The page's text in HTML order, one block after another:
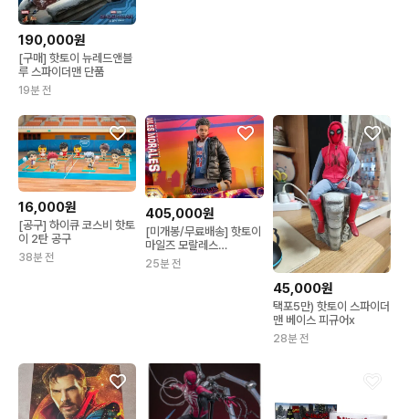
190,000원
[구매] 핫토이 뉴레드앤블
루 스파이더맨 단품
19분 전
16,000원
[공구] 하이큐 코스비 핫토
이 2탄 공구
38분 전
405,000원
[미개봉/무료배송] 핫토이
마일즈 모랄레스
(MMS710)
25분 전
45,000원
택포5만) 핫토이 스파이더
맨 베이스 피규어x
28분 전